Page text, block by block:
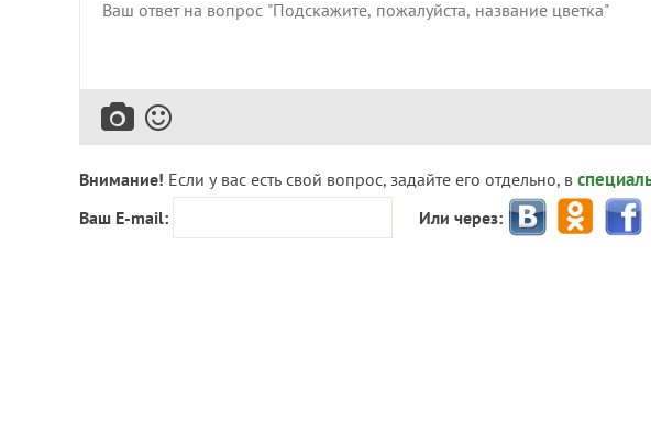
Внимание! Если у вас есть свой вопрос, задайте его отдельно, в
Ваш E-mail: Или через: